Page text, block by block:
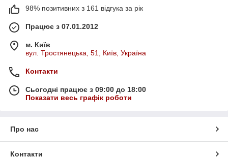
98% позитивних з 161 відгука за рік
Працює з 07.01.2012
м. Київ
вул. Тростянецька, 51, Київ, Україна
Контакти
Сьогодні працює з 09:00 до 18:00
Показати весь графік роботи
Про нас
Контакти